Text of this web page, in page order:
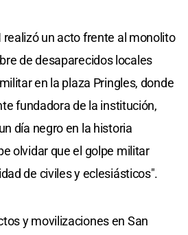
realizó un acto frente al monolito
de desaparecidos locales
en la plaza Pringles, donde
fundadora de la institución,
día negro en la historia
olvidar que el golpe militar
de civiles y eclesiásticos".
y movilizaciones en San